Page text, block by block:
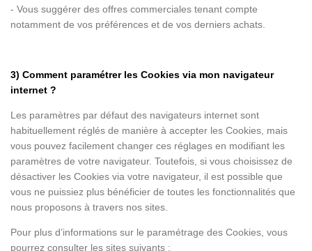
- Vous suggérer des offres commerciales tenant compte
notamment de vos préférences et de vos derniers achats.
3) Comment paramétrer les Cookies via mon navigateur
internet ?
Les paramètres par défaut des navigateurs internet sont
habituellement réglés de manière à accepter les Cookies, mais
vous pouvez facilement changer ces réglages en modifiant les
paramètres de votre navigateur. Toutefois, si vous choisissez de
désactiver les Cookies via votre navigateur, il est possible que
vous ne puissiez plus bénéficier de toutes les fonctionnalités que
nous proposons à travers nos sites.
Pour plus d’informations sur le paramétrage des Cookies, vous
pourrez consulter les sites suivants :